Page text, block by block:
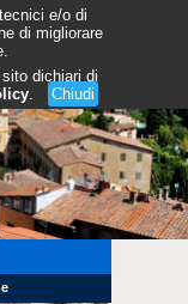
e/o di
di migliorare
dichiari di
. Chiudi